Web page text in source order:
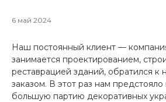
6 май 2024
Наш постоянный клиент —
занимается проектированием,
реставрацией зданий, обратился к
заказом. В этот раз нам предстояло
большую партию декоративных